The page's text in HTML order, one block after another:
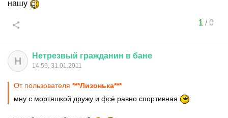
нашу
1 /0
Н Нетрезвый гражданин в бане
14:59, 31.01.2011
От пользователя ***Лизонька***
мну с мортяшкой дружу и фсё равно спортивная